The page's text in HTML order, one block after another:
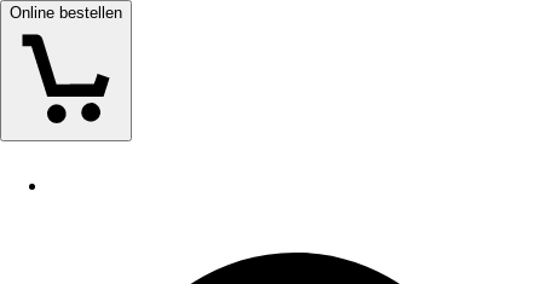
Online bestellen